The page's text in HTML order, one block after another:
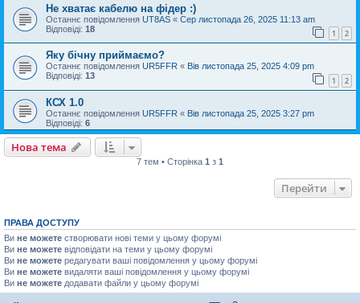
Не хватає кабелю на фідер :)
Останнє повідомлення UT8AS « Сер листопада 26, 2025 11:13 am
Відповіді: 18 1 2
Яку бічну приймаємо?
Останнє повідомлення UR5FFR « Вів листопада 25, 2025 4:09 pm
Відповіді: 13 1 2
КСХ 1.0
Останнє повідомлення UR5FFR « Вів листопада 25, 2025 3:27 pm
Відповіді: 6
Нова тема
7 тем • Сторінка 1 з 1
Перейти
ПРАВА ДОСТУПУ
Ви не можете створювати нові теми у цьому форумі
Ви не можете відповідати на теми у цьому форумі
Ви не можете редагувати ваші повідомлення у цьому форумі
Ви не можете видаляти ваші повідомлення у цьому форумі
Ви не можете додавати файли у цьому форумі